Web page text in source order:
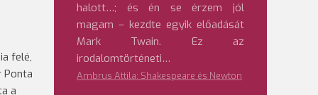
felé,
Ponta
a
halott…; és én se érzem jól
magam – kezdte egyik előadását
Mark Twain. Ez az
irodalomtörténeti…
Ambrus Attila: Shakespeare és Newton